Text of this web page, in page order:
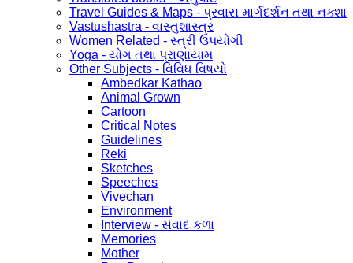
Travel Guides & Maps - પ્રવાસ માર્ગદર્શન તથા નક્શા
Vastushastra - વાસ્તુશાસ્ત્ર
Women Related - સ્ત્રી ઉપયોગી
Yoga - યોગ તથા પ્રાણાયામ
Other Subjects - વિવિધ વિષયો
Ambedkar Kathao
Animal Grown
Cartoon
Critical Notes
Guidelines
Reki
Sketches
Speeches
Vivechan
Environment
Interview - સંવાદ કળા
Memories
Mother